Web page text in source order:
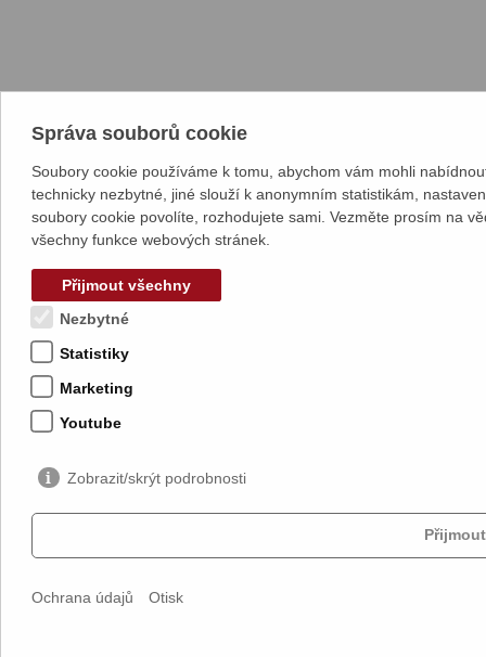
Správa souborů cookie
Soubory cookie používáme k tomu, abychom vám mohli
technicky nezbytné, jiné slouží k anonymním statistikám,
soubory cookie povolíte, rozhodujete sami. Vezměte prosím na
všechny funkce webových stránek.
Přijmout všechny
Nezbytné
Statistiky
Marketing
Youtube
Zobrazit/skrýt podrobnosti
Ochrana údajů Otisk